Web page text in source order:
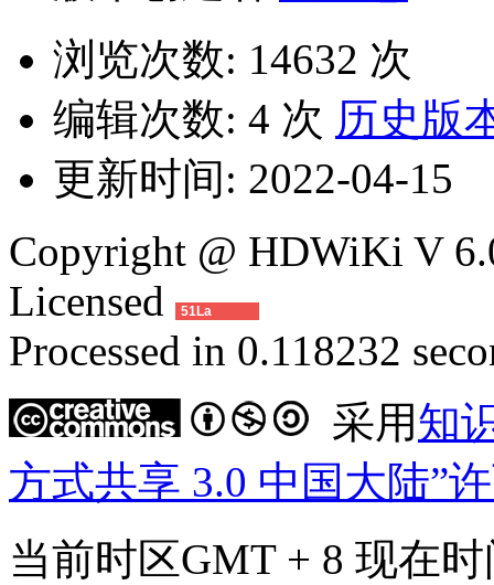
浏览次数: 14632 次
编辑次数: 4 次 历史版
更新时间: 2022-04-15
Copyright @ HDWiKi V
Licensed
51La
Processed in 0.118232
采用知
方式共享 3.0 中国大陆”
当前时区GMT + 8 现在